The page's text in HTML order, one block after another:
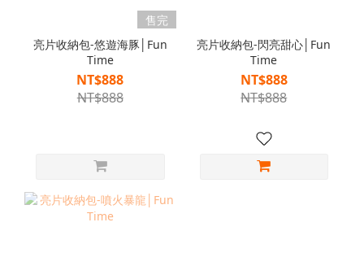
售完
亮片收納包-悠遊海豚│Fun
Time
NT$888
NT$888
亮片收納包-閃亮甜心│Fun
Time
NT$888
NT$888